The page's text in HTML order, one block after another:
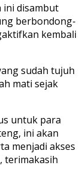
ini disambut
berbondong-
kembali
sudah tujuh
mati sejak
untuk para
ini akan
menjadi akses
terimakasih